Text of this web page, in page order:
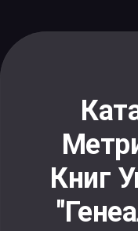
Skip
to
content
Книг